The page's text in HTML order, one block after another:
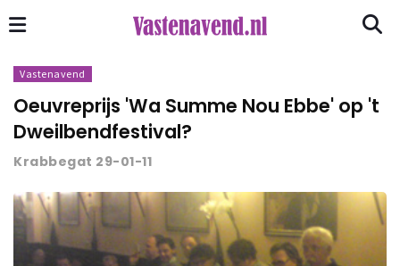
Vastenavend
Oeuvreprijs 'Wa Summe Nou Ebbe' op 't
Dweilbendfestival?
Krabbegat 29-01-11